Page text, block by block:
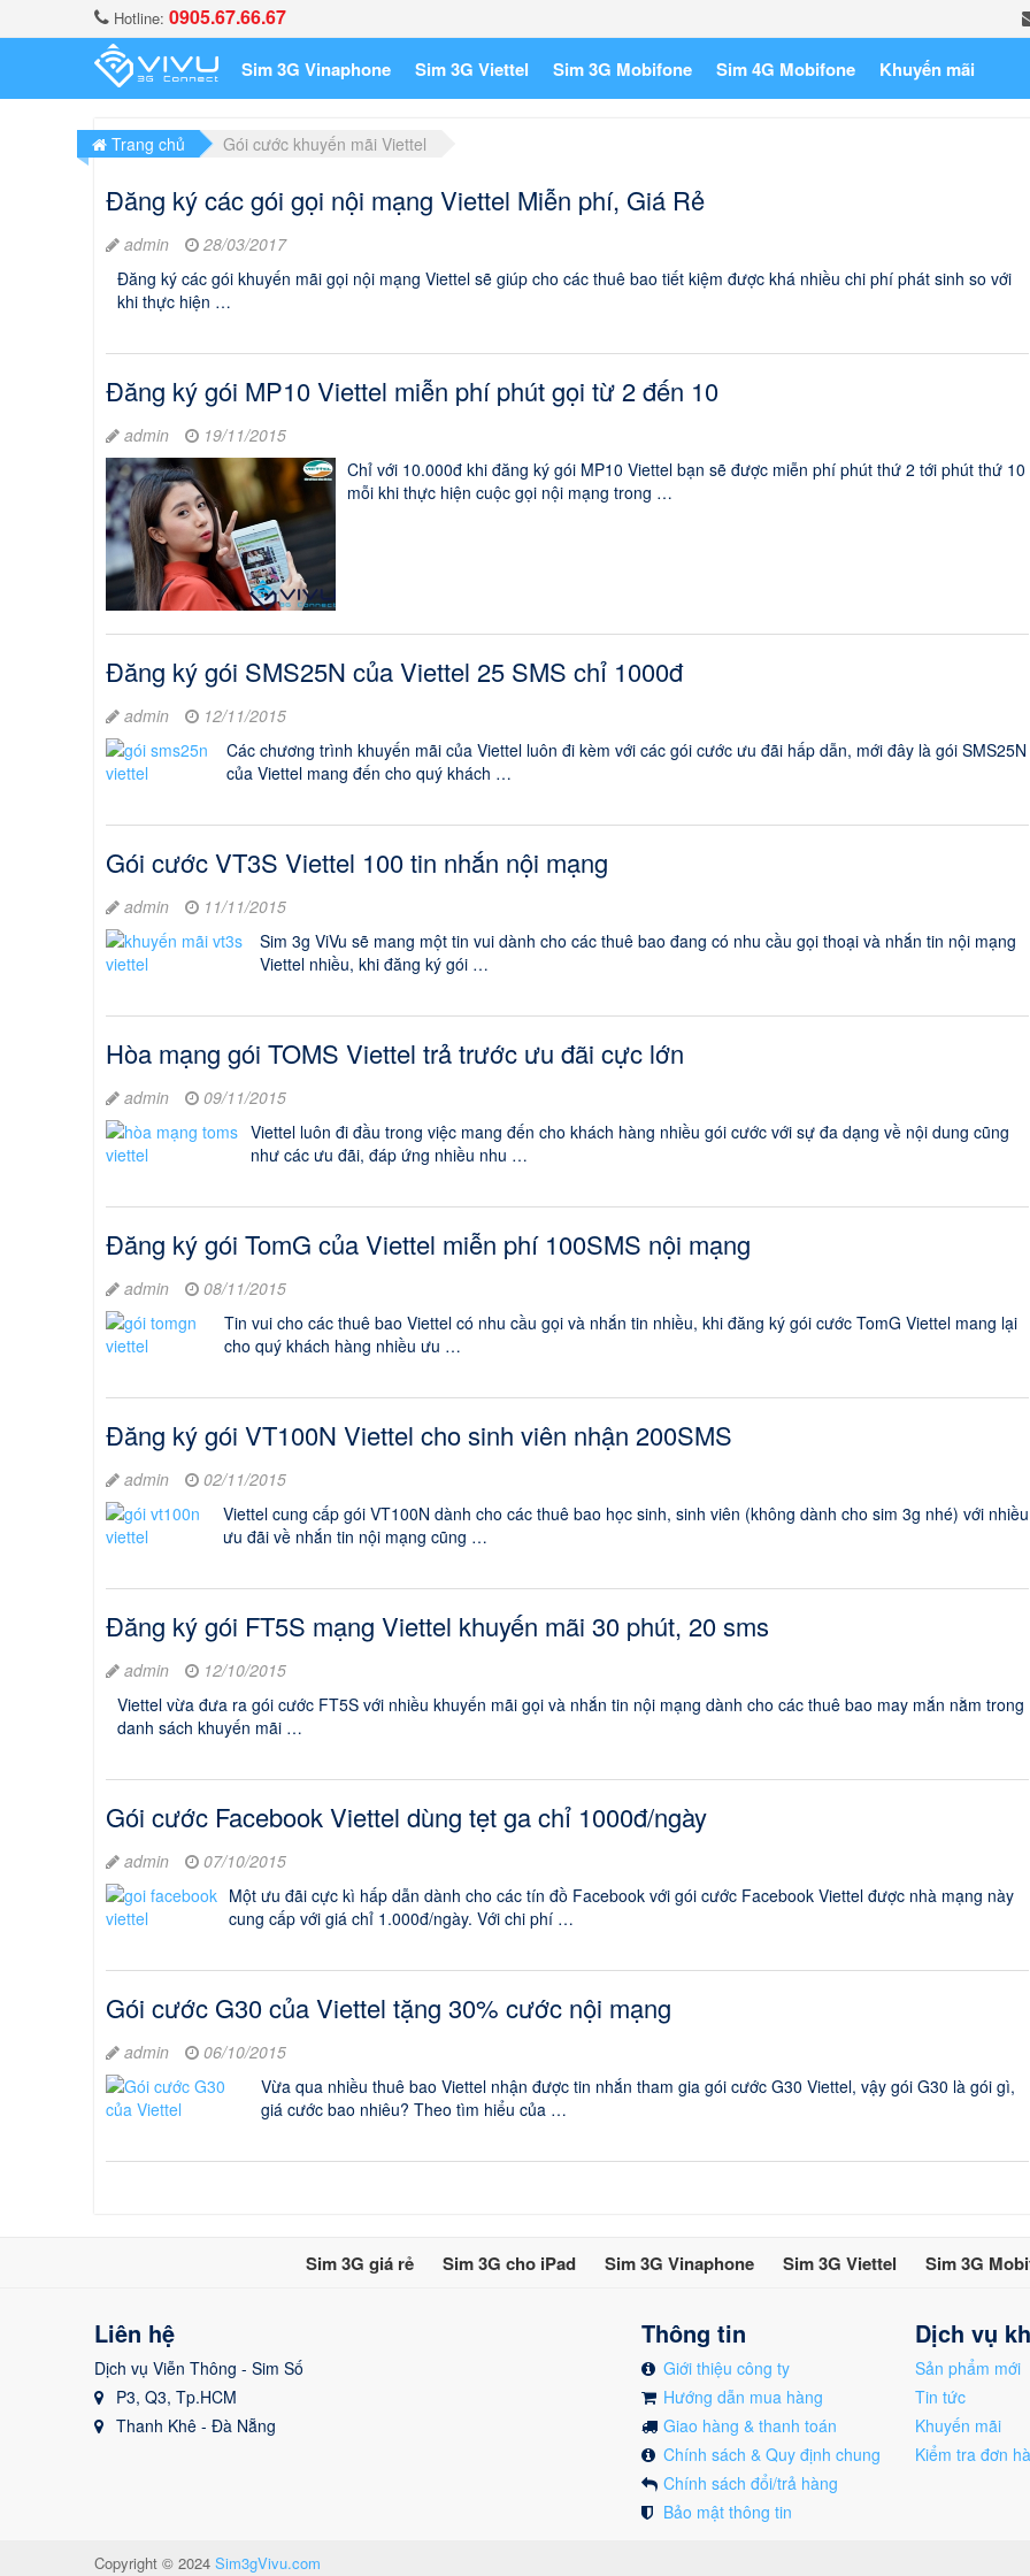
Hotline: 0905.67.66.67
Sim 3G Vinaphone Sim 3G Viettel Sim 3G Mobifone Sim 4G Mobifone Khuyến mãi
Trang chủ Gói cước khuyến mãi Viettel
Đăng ký các gói gọi nội mạng Viettel Miễn phí, Giá Rẻ
admin
28/03/2017
Đăng ký các gói khuyến mãi gọi nội mạng Viettel sẽ giúp cho các thuê bao tiết kiệm được khá nhiều chi phí phát sinh so với
khi thực hiện …
Đăng ký gói MP10 Viettel miễn phí phút gọi từ 2 đến 10
admin
19/11/2015
Chỉ với 10.000đ khi đăng ký gói MP10 Viettel bạn sẽ được miễn phí phút thứ 2 tới phút thứ 10
mỗi khi thực hiện cuộc gọi nội mạng trong …
Đăng ký gói SMS25N của Viettel 25 SMS chỉ 1000đ
admin
12/11/2015
Các chương trình khuyến mãi của Viettel luôn đi kèm với các gói cước ưu đãi hấp dẫn, mới đây là gói SMS25N
của Viettel mang đến cho quý khách …
Gói cước VT3S Viettel 100 tin nhắn nội mạng
admin
11/11/2015
Sim 3g ViVu sẽ mang một tin vui dành cho các thuê bao đang có nhu cầu gọi thoại và nhắn tin nội mạng
Viettel nhiều, khi đăng ký gói …
Hòa mạng gói TOMS Viettel trả trước ưu đãi cực lớn
admin
09/11/2015
Viettel luôn đi đầu trong việc mang đến cho khách hàng nhiều gói cước với sự đa dạng về nội dung cũng
như các ưu đãi, đáp ứng nhiều nhu …
Đăng ký gói TomG của Viettel miễn phí 100SMS nội mạng
admin
08/11/2015
Tin vui cho các thuê bao Viettel có nhu cầu gọi và nhắn tin nhiều, khi đăng ký gói cước TomG Viettel mang lại
cho quý khách hàng nhiều ưu …
Đăng ký gói VT100N Viettel cho sinh viên nhận 200SMS
admin
02/11/2015
Viettel cung cấp gói VT100N dành cho các thuê bao học sinh, sinh viên (không dành cho sim 3g nhé) với nhiều
ưu đãi về nhắn tin nội mạng cũng …
Đăng ký gói FT5S mạng Viettel khuyến mãi 30 phút, 20 sms
admin
12/10/2015
Viettel vừa đưa ra gói cước FT5S với nhiều khuyến mãi gọi và nhắn tin nội mạng dành cho các thuê bao may mắn nằm trong
danh sách khuyến mãi …
Gói cước Facebook Viettel dùng tẹt ga chỉ 1000đ/ngày
admin
07/10/2015
Một ưu đãi cực kì hấp dẫn dành cho các tín đồ Facebook với gói cước Facebook Viettel được nhà mạng này
cung cấp với giá chỉ 1.000đ/ngày. Với chi phí …
Gói cước G30 của Viettel tặng 30% cước nội mạng
admin
06/10/2015
Vừa qua nhiều thuê bao Viettel nhận được tin nhắn tham gia gói cước G30 Viettel, vậy gói G30 là gói gì,
giá cước bao nhiêu? Theo tìm hiểu của …
Sim 3G giá rẻ Sim 3G cho iPad Sim 3G Vinaphone Sim 3G Viettel Sim 3G
Liên hệ
Dịch vụ Viễn Thông - Sim Số
P3, Q3, Tp.HCM
Thanh Khê - Đà Nẵng
Thông tin
Giới thiệu công ty
Hướng dẫn mua hàng
Giao hàng & thanh toán
Chính sách & Quy định chung
Chính sách đổi/trả hàng
Bảo mật thông tin
Dịch vụ
Sản phẩm mới
Tin tức
Khuyến mãi
Kiểm tra đơn
Copyright © 2024 Sim3gVivu.com